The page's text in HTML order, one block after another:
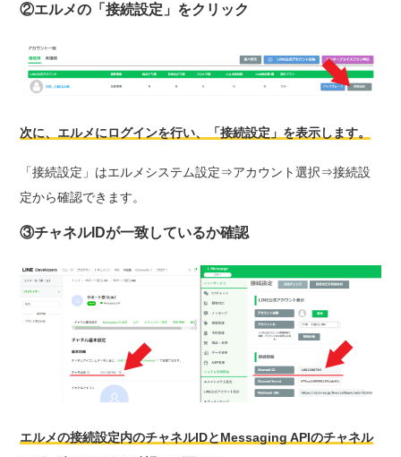
②エルメの「接続設定」をクリック
次に、エルメにログインを行い、「接続設定」を表示します。
「接続設定」はエルメシステム設定⇒アカウント選択⇒接続設
定から確認できます。
③チャネルIDが一致しているか確認
エルメの接続設定内のチャネルIDとMessaging APIのチャネル